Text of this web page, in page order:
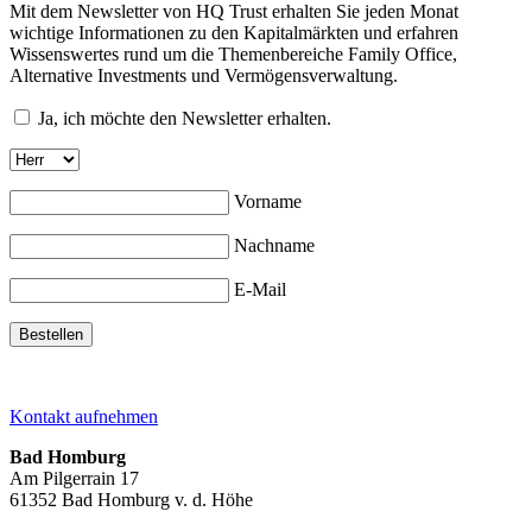
Mit dem Newsletter von HQ Trust erhalten Sie jeden Monat
wichtige Informationen zu den Kapitalmärkten und erfahren
Wissenswertes rund um die Themenbereiche Family Office,
Alternative Investments und Vermögensverwaltung.
Ja, ich möchte den Newsletter erhalten.
Vorname
Nachname
E-Mail
Kontakt aufnehmen
Bad Homburg
Am Pilgerrain 17
61352 Bad Homburg v. d. Höhe